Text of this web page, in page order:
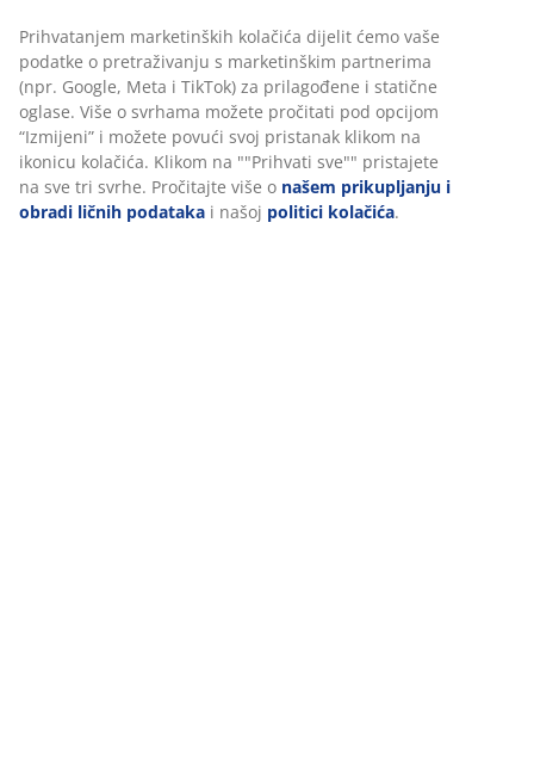
Podaci o proizvodu
Recenzije
( 8)
Prihvatanjem marketinških kolačića dijelit ćemo vaše
podatke o pretraživanju s marketinškim partnerima
(npr. Google, Meta i TikTok) za prilagođene i statične
oglase. Više o svrhama možete pročitati pod opcijom
“Izmijeni” i možete povući svoj pristanak klikom na
ikonicu kolačića. Klikom na ""Prihvati sve"" pristajete
na sve tri svrhe. Pročitajte više o našem prikupljanju i
obradi ličnih podataka i našoj politici kolačića.